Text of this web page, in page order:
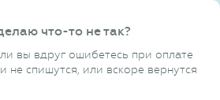
что-то не так?
вы вдруг ошибетесь при оплате
не спишутся, или вскоре вернутся